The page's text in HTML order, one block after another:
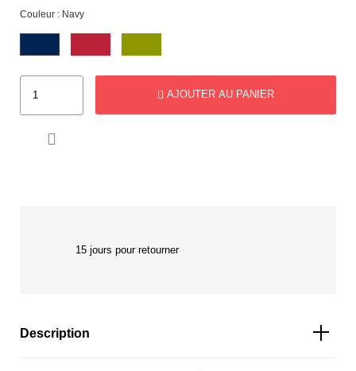
Couleur : Navy
AJOUTER AU PANIER

15 jours pour retourner
Description